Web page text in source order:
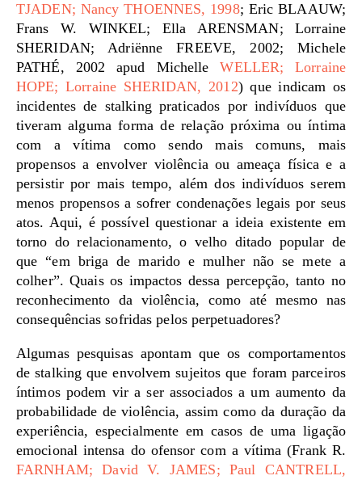
TJADEN; Nancy THOENNES, 1998; Eric BLAAUW;
Frans W. WINKEL; Ella ARENSMAN; Lorraine
SHERIDAN; Adriënne FREEVE, 2002; Michele
PATHÉ, 2002 apud MichelleWELLER; Lorraine
HOPE; Lorraine SHERIDAN, 2012) que indicam os
incidentes de stalking praticados por indivíduos que
tiveram alguma forma de relação próxima ou íntima
com a vítima como sendo mais comuns, mais
propensos a envolver violência ou ameaça física e a
persistir por mais tempo, além dos indivíduos serem
menos propensos a sofrer condenações legais por seus
atos. Aqui, é possível questionar a ideia existente em
torno do relacionamento, o velho ditado popular de
que “em briga de marido e mulher não se mete a
colher”. Quais os impactos dessa percepção, tanto no
reconhecimento da violência, como até mesmo nas
consequências sofridas pelos perpetuadores?
Algumas pesquisas apontam que os comportamentos
de stalking que envolvem sujeitos que foram parceiros
íntimos podem vir a ser associados a um aumento da
probabilidade de violência, assim como da duração da
experiência, especialmente em casos de uma ligação
emocional intensa do ofensor com a vítima (Frank R.
FARNHAM; David V. JAMES; Paul CANTRELL,